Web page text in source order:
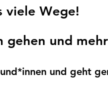
viele Wege!
gehen und
und geht